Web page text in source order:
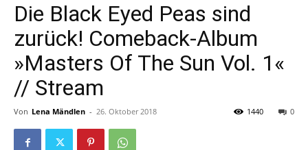
Die Black Eyed Peas sind
zurück! Comeback-Album
»Masters Of The Sun Vol. 1«
// Stream
Von Lena Mändlen - 26. Oktober 2018 0
1440